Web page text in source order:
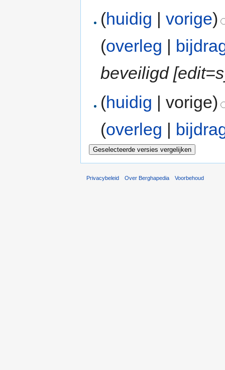
(huidig |vorige)
(overleg |
beveiligd
(huidig | vorige)
(overleg |
Privacybeleid Over Berghapedia Voorbehoud